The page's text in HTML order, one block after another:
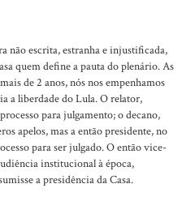
não escrita, estranha e injustificada,
quem define a pauta do plenário. As
de 2 anos, nós nos empenhamos
a liberdade do Lula. O relator,
para julgamento; o decano,
apelos, mas a então presidente, no
para ser julgado. O então vice-
institucional à época,
a presidência da Casa.